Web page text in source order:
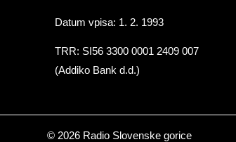
Datum vpisa: 1. 2. 1993
TRR: SI56 3300 0001 2409 007
(Addiko Bank d.d.)
© 2026 Radio Slovenske gorice